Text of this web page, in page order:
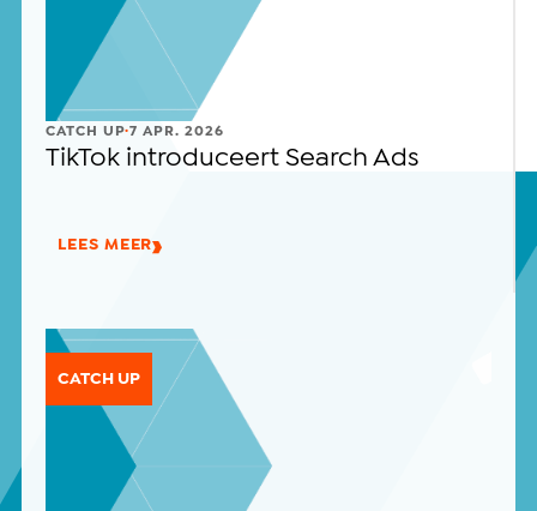
CATCH UP.7 APR. 2026
TikTok introduceert Search Ads
LEES MEER
CATCH UP